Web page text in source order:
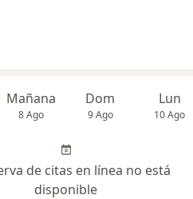
Mañana
8 Ago
Dom
9 Ago
Lun
10 Ago
de citas en línea no está
disponible